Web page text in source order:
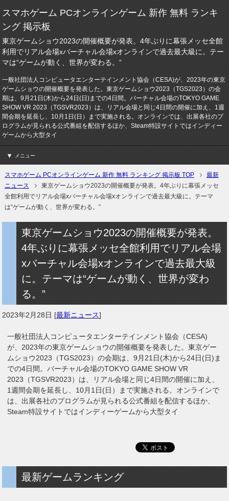
スマホゲーム PCオンラインゲーム 新作 無料 ランキ
ング 掲示板
東京ゲームショウ2023の開催概要が発表。4年ぶりに幕張メッセ全館
利用でリアル会場xバーチャル会場xオンラインで過去最大級に。テー
マは“ゲームが動く、世界が変わる。”
一般社団法人コンピュータエンターテインメント協会（CESA)が、2023年の東京
ゲームショウの開催概要を発表した。東京ゲームショウ2023（TGS2023）の会
期は、9月21日(木)から24日(日)までの4日間。バーチャル会場のTOKYO GAME
SHOW VR 2023（TGSVR2023）は、リアル会場と同じ4日間の開催に加え、1週
間会期を延長し、10月1日(日）まで実施される。オンラインでは、出展各社のプ
ログラムが見られる公式番組を配信するほか、Steam特設サイトではインディー
ゲームから大型タイ
メニュー
スマホゲーム PCオンラインゲーム 新作 無料 ランキング 掲示板 TOP
最新
ニュース
東京ゲームショウ2023の開催概要が発表。4年ぶりに幕張メッセ
全館利用でリアル会場xバーチャル会場xオンラインで過去最大級に。テーマ
は“ゲームが動く、世界が変わる。”
東京ゲームショウ2023の開催概要が発表。
4年ぶりに幕張メッセ全館利用でリアル会場
xバーチャル会場xオンラインで過去最大級
に。テーマは“ゲームが動く、世界が変わ
る。”
2023年2月28日 [最新ニュース]
一般社団法人コンピュータエンターテインメント協会（CESA)
が、2023年の東京ゲームショウの開催概要を発表した。東京ゲー
ムショウ2023（TGS2023）の会期は、9月21日(木)から24日(日)ま
での4日間。バーチャル会場のTOKYO GAME SHOW VR
2023（TGSVR2023）は、リアル会場と同じ4日間の開催に加え、
1週間会期を延長し、10月1日(日）まで実施される。オンラインで
は、出展各社のプログラムが見られる公式番組を配信するほか、
Steam特設サイトではインディーゲームから大型タイ
最新ゲームランキング